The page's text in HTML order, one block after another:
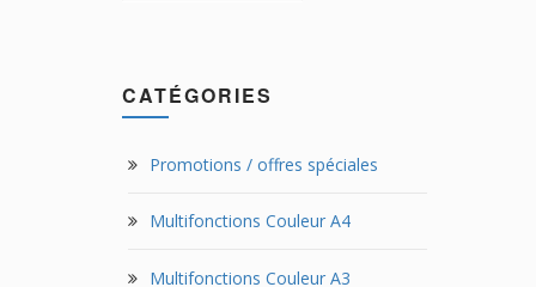
CATÉGORIES
Promotions / offres spéciales
Multifonctions Couleur A4
Multifonctions Couleur A3